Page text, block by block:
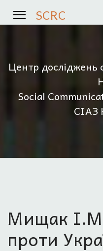
SCRC
Центр досліджень
Social
Мищак І.М.
проти